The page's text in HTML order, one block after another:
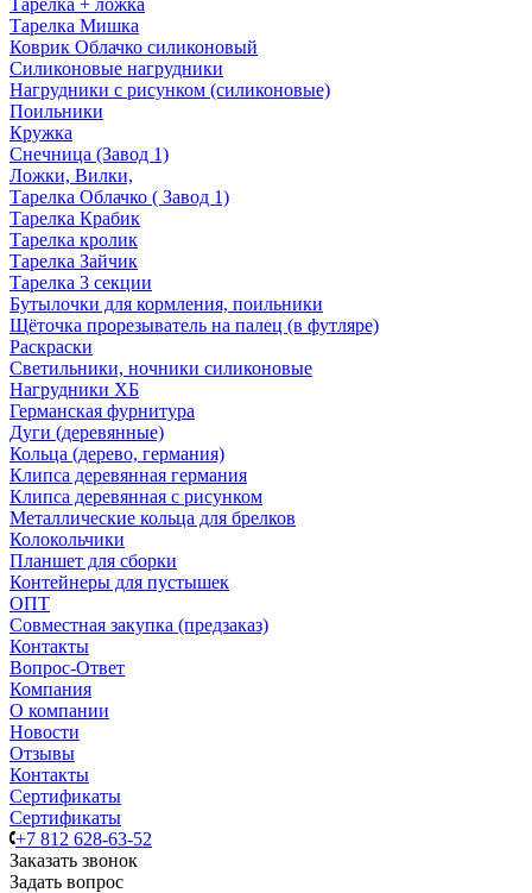
Тарелка + ложка
Тарелка Мишка
Коврик Облачко силиконовый
Силиконовые нагрудники
Нагрудники с рисунком (силиконовые)
Поильники
Кружка
Снечница (Завод 1)
Ложки, Вилки,
Тарелка Облачко ( Завод 1)
Тарелка Крабик
Тарелка кролик
Тарелка Зайчик
Тарелка 3 секции
Бутылочки для кормления, поильники
Щёточка прорезыватель на палец (в футляре)
Раскраски
Светильники, ночники силиконовые
Нагрудники ХБ
Германская фурнитура
Дуги (деревянные)
Кольца (дерево, германия)
Клипса деревянная германия
Клипса деревянная с рисунком
Металлические кольца для брелков
Колокольчики
Планшет для сборки
Контейнеры для пустышек
ОПТ
Совместная закупка (предзаказ)
Контакты
Вопрос-Ответ
Компания
О компании
Новости
Отзывы
Контакты
Сертификаты
Сертификаты
+7 812 628-63-52
Заказать звонок
Задать вопрос